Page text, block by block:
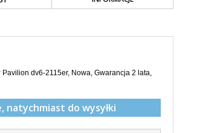
dv6-2115er, Nowa, Gwarancja 2 lata,
natychmiast do wysyłki